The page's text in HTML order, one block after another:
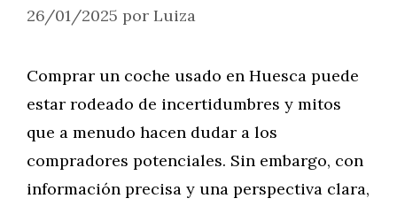
26/01/2025 por Luiza
Comprar un coche usado en Huesca puede
estar rodeado de incertidumbres y mitos
que a menudo hacen dudar a los
compradores potenciales. Sin embargo, con
información precisa y una perspectiva clara,